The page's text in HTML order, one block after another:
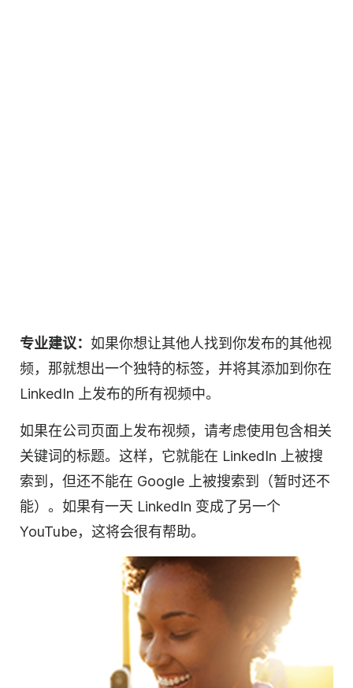
专业建议： 如果你想让其他人找到你发布的其他视
频，那就想出一个独特的标签，并将其添加到你在
LinkedIn 上发布的所有视频中。
如果在公司页面上发布视频，请考虑使用包含相关
关键词的标题。这样，它就能在 LinkedIn 上被搜
索到，但还不能在 Google 上被搜索到（暂时还不
能）。如果有一天 LinkedIn 变成了另一个
YouTube，这将会很有帮助。